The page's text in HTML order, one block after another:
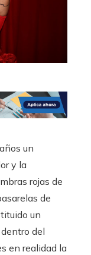
un
y la
rojas de
de
un
del
en realidad la